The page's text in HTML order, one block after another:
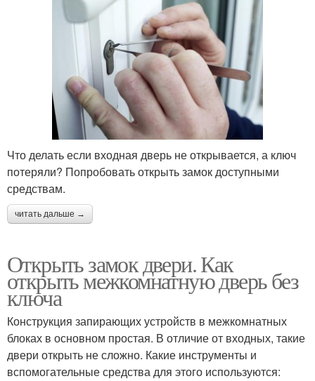
Что делать если входная дверь не открывается, а ключ
потеряли? Попробовать открыть замок доступными
средствам.
читать дальше →
Открыть замок двери. Как
открыть межкомнатную дверь без
ключа
Конструкция запирающих устройств в межкомнатных
блоках в основном простая. В отличие от входных, такие
двери открыть не сложно. Какие инструменты и
вспомогательные средства для этого используются: